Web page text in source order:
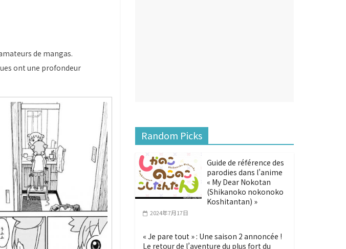
de mangas.
ont une profondeur
Random Picks
Guide de référence des
parodies dans l’anime
« My Dear Nokotan
(Shikanoko nokonoko
Koshitantan) »
2024年7月17日
« Je pare tout » : Une saison 2 annoncée !
Le retour de l’aventure du plus fort du